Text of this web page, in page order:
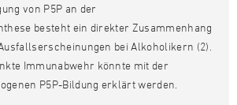
von P5P an der
besteht ein direkter Zusammenhang
bei Alkoholikern (2).
Immunabwehr könnte mit der
P5P-Bildung erklärt werden.